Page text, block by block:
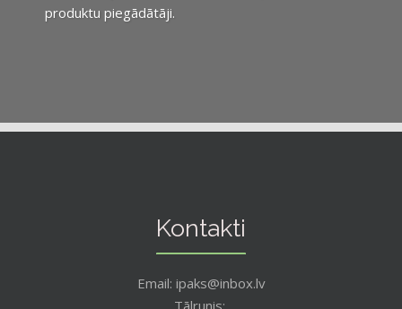
produktu piegādātāji.
Kontakti
Email: ipaks@inbox.lv
Tālrunis: